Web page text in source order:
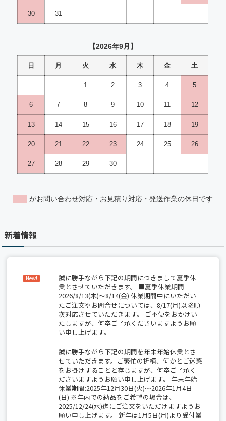
新着情報
New!
誠に勝手ながら下記の期間につきまして夏季休
業とさせていただきます。 ■夏季休業期間
2026/8/13(木)～8/14(金) 休業期間中にいただい
たご注文やお問合せについては、8/17(月)以降順
次対応させていただきます。 ご不便をおかけい
たしますが、何卒ご了承くださいますようお願
い申し上げます。
誠に勝手ながら下記の期間を年末年始休業とさ
せていただきます。ご繁忙の折柄、何かとご迷惑
をお掛けすることと存じますが、何卒ご了承く
ださいますようお願い申し上げます。 年末年始
休業期間:2025年12月30日(火)～2026年1月4日
(日) ※年内での納品をご希望の場合は、
2025/12/24(水)迄にご注文をいただけますようお
願い申し上げます。 新年は1月5日(月)より受付業